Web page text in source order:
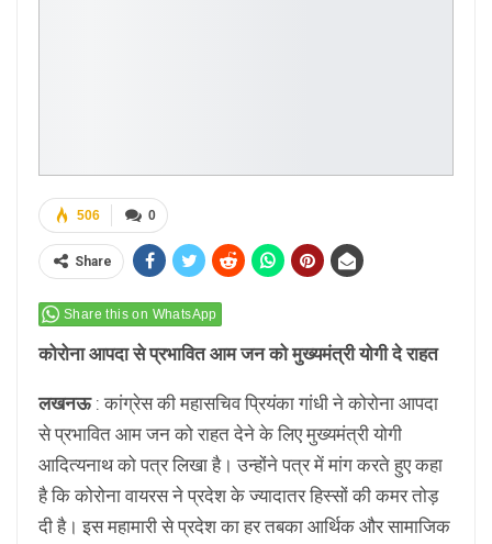
0
506
Share
Share this on WhatsApp
कोरोना आपदा से प्रभावित आम जन को मुख्यमंत्री योगी दे राहत
लखनऊ: कांग्रेस की महासचिव प्रियंका गांधी ने कोरोना आपदा
से प्रभावित आम जन को राहत देने के लिए मुख्यमंत्री योगी
आदित्यनाथ को पत्र लिखा है। उन्होंने पत्र में मांग करते हुए कहा
है कि कोरोना वायरस ने प्रदेश के ज्यादातर हिस्सों की कमर तोड़
दी है। इस महामारी से प्रदेश का हर तबका आर्थिक और सामाजिक